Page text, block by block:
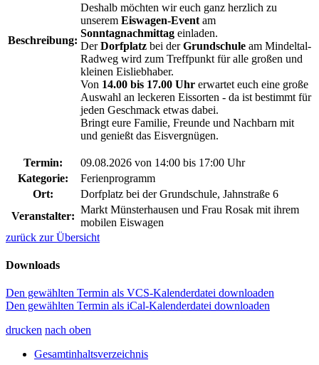
Beschreibung:
Deshalb möchten wir euch ganz herzlich zu
unserem Eiswagen-Event am
Sonntagnachmittag einladen.
DerDorfplatz bei derGrundschule am Mindeltal-
Radweg wird zum Treffpunkt für alle großen und
kleinen Eisliebhaber.
Von 14.00 bis 17.00 Uhr erwartet euch eine große
Auswahl an leckeren Eissorten - da ist bestimmt für
jeden Geschmack etwas dabei.
Bringt eure Familie, Freunde und Nachbarn mit
und genießt das Eisvergnügen.
Termin: 09.08.2026 von 14:00 bis 17:00 Uhr
Kategorie:
Ferienprogramm
Ort:
Dorfplatz bei der Grundschule, Jahnstraße 6
Veranstalter:
Markt Münsterhausen und Frau Rosak mit ihrem
mobilen Eiswagen
zurück zur Übersicht
Downloads
Den gewählten Termin als VCS-Kalenderdatei downloaden
Den gewählten Termin als iCal-Kalenderdatei downloaden
drucken nach oben
Gesamtinhaltsverzeichnis